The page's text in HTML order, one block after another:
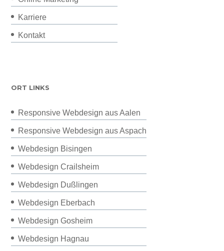
Karriere
Kontakt
ORT LINKS
Responsive Webdesign aus Aalen
Responsive Webdesign aus Aspach
Webdesign Bisingen
Webdesign Crailsheim
Webdesign Dußlingen
Webdesign Eberbach
Webdesign Gosheim
Webdesign Hagnau